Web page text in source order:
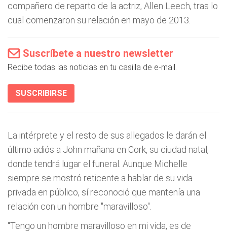
compañero de reparto de la actriz, Allen Leech, tras lo
cual comenzaron su relación en mayo de 2013.
Suscríbete a nuestro newsletter
Recibe todas las noticias en tu casilla de e-mail.
SUSCRIBIRSE
La intérprete y el resto de sus allegados le darán el
último adiós a John mañana en Cork, su ciudad natal,
donde tendrá lugar el funeral. Aunque Michelle
siempre se mostró reticente a hablar de su vida
privada en público, sí reconoció que mantenía una
relación con un hombre "maravilloso".
"Tengo un hombre maravilloso en mi vida, es de